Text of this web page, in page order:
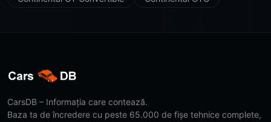
CarsDB – Informația care contează.
Baza ta de încredere cu peste 65.000 de fișe tehnice complete,